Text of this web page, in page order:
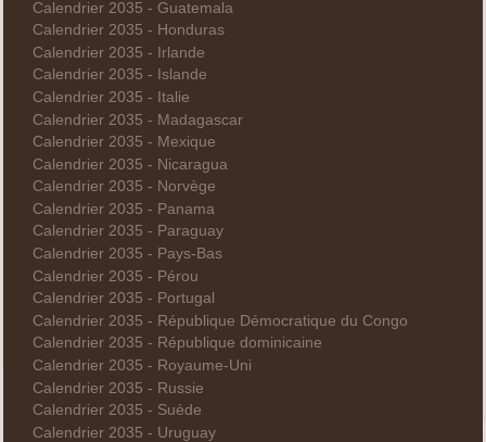
Calendrier 2035 - Guatemala
Calendrier 2035 - Honduras
Calendrier 2035 - Irlande
Calendrier 2035 - Islande
Calendrier 2035 - Italie
Calendrier 2035 - Madagascar
Calendrier 2035 - Mexique
Calendrier 2035 - Nicaragua
Calendrier 2035 - Norvège
Calendrier 2035 - Panama
Calendrier 2035 - Paraguay
Calendrier 2035 - Pays-Bas
Calendrier 2035 - Pérou
Calendrier 2035 - Portugal
Calendrier 2035 - République Démocratique du Congo
Calendrier 2035 - République dominicaine
Calendrier 2035 - Royaume-Uni
Calendrier 2035 - Russie
Calendrier 2035 - Suède
Calendrier 2035 - Uruguay